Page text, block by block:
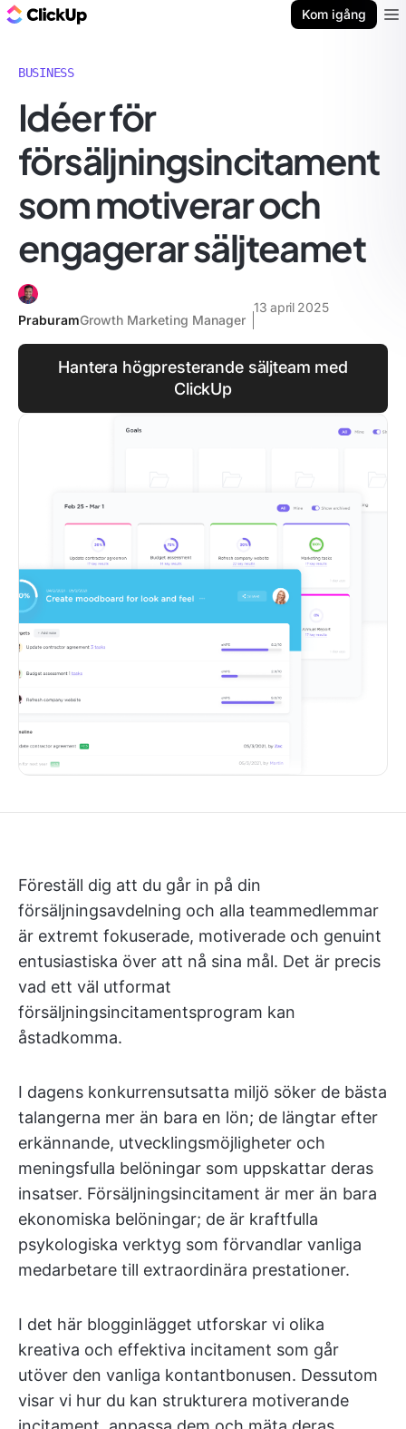
Kom igång
BUSINESS
Idéer för
försäljningsincitament
som motiverar och
engagerar säljteamet
PraburamGrowth Marketing Manager
13 april 2025
Hantera högpresterande säljteam med
ClickUp
Föreställ dig att du går in på din
försäljningsavdelning och alla teammedlemmar
är extremt fokuserade, motiverade och genuint
entusiastiska över att nå sina mål. Det är precis
vad ett väl utformat
försäljningsincitamentsprogram kan
åstadkomma.
I dagens konkurrensutsatta miljö söker de bästa
talangerna mer än bara en lön; de längtar efter
erkännande, utvecklingsmöjligheter och
meningsfulla belöningar som uppskattar deras
insatser. Försäljningsincitament är mer än bara
ekonomiska belöningar; de är kraftfulla
psykologiska verktyg som förvandlar vanliga
medarbetare till extraordinära prestationer.
I det här blogginlägget utforskar vi olika
kreativa och effektiva incitament som går
utöver den vanliga kontantbonusen. Dessutom
visar vi hur du kan strukturera motiverande